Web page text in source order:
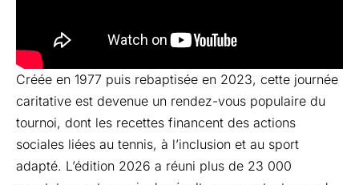
Créée en 1977 puis rebaptisée en 2023, cette journée
caritative est devenue un rendez-vous populaire du
tournoi, dont les recettes financent des actions
sociales liées au tennis, à l’inclusion et au sport
adapté. L’édition 2026 a réuni plus de 23 000